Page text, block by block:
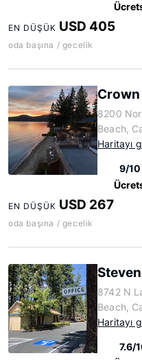
EN DÜŞÜK USD 405
oda başına / gecelik
8200
Beach,
Haritayı
9/10
EN DÜŞÜK USD 267
oda başına / gecelik
8742 N
Beach,
Haritayı
7.6/